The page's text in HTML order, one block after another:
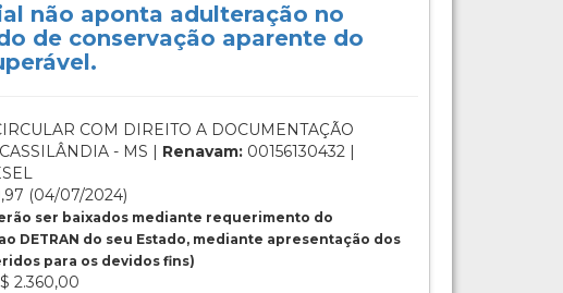
não aponta adulteração no
de conservação aparente do
COM DIREITO A DOCUMENTAÇÃO
- MS | Renavam: 00156130432 |
(04/07/2024)
ser baixados mediante requerimento do
DETRAN do seu Estado, mediante apresentação dos
para os devidos fins)
2.360,00